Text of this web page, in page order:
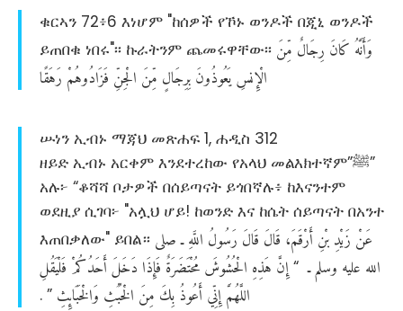
ቁርኣን 72፥6 እነሆም "ከሰዎች የኾኑ ወንዶች በጂኒ ወንዶች
ይጠበቁ ነበሩ"፡፡ ኩራትንም ጨመሩዋቸው፡፡
وَأَنَّهُكَانَرِجَالٌمِّنَ
الْإِنسِيَعُوذُونَبِرِجَالٍمِّنَالْجِنِّفَزَادُوهُمْرَهَقًا
ሡነን ኢብኑ ማጃህ መጽሐፍ 1, ሐዲስ 312
ዘይድ ኢብኑ አርቀም እንደተረከው የአላህ መልእክተኛም”ﷺ”
አሉ፦ “ቆሻሻ ቦታዎች በሰይጣናት ይጎበኛሉ፥ ከእናንተም
ወደዚያ ሲገባ፦ "አሏህ ሆይ! ከወንድ እና ከሴት ሰይጣናት በአንተ
እጠበቃለው" ይበል።
عَنْزَيْدِبْنِأَرْقَمَ،قَالَقَالَرَسُولُاللَّهِـصلى
اللهعليهوسلمـ‏ “‏ إِنَّهَذِهِالْحُشُوشَمُحْتَضَرَةٌفَإِذَادَخَلَأَحَدُكُمْفَلْيَقُلِ
اللَّهُمَّإِنِّيأَعُوذُبِكَمِنَالْخُبُثِوَالْخَبَائِثِ ‏”‏ ‏.‏